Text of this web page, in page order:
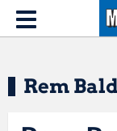
Hopp til hovedinnhold
Toggle
navigation
Rem